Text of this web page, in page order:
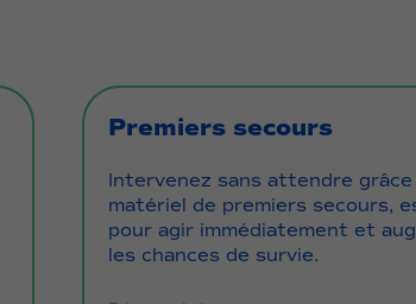
Premiers secours
Intervenez sans attendre
matériel de premiers secours,
pour agir immédiatement et
les chances de survie.